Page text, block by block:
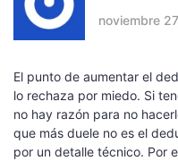
noviembre
El punto de aumentar el
lo rechaza por miedo. Si
no hay razón para no
que más duele no es el
por un detalle técnico. Por